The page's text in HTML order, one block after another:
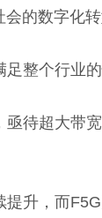
数字化
个行业
超大带
，而